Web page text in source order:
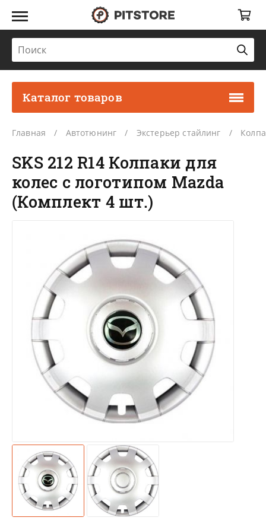
Каталог товаров
Главная Автотюнинг Экстерьер стайлинг
SKS 212 R14 Колпаки для
колес с логотипом Mazda
(Комплект 4 шт.)